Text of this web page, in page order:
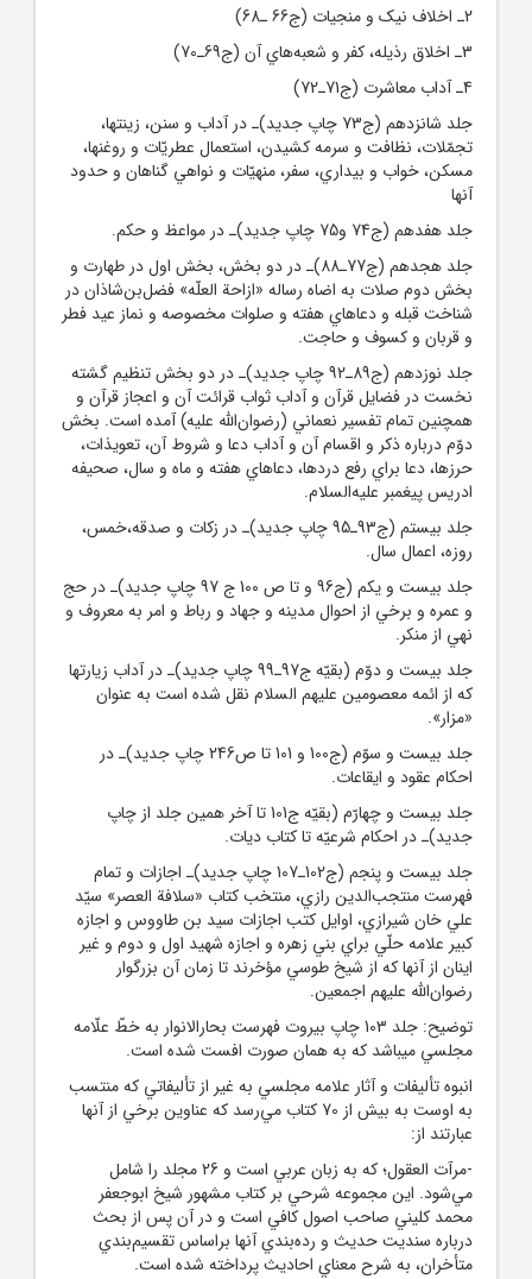
2ـ اخلاف نيک و منجيات (ج66 ـ68)
3ـ اخلاق رذيله، کفر و شعبه‌هاي آن (ج69ـ70)
4ـ آداب معاشرت (ج71ـ72)
جلد شانزدهم (ج73 چاپ جديد)ـ در آداب و سنن، زينتها،
تجمّلات، نظافت و سرمه کشيدن، استعمال عطريّات و روغنها،
مسکن، خواب و بيداري، سفر، منهيّات و نواهي گناهان و حدود
آنها
جلد هفدهم (ج74 و75 چاپ جديد)ـ در مواعظ و حکم.
جلد هجدهم (ج77ـ88)ـ در دو بخش، بخش اول در طهارت و
بخش دوم صلات به اضاه رساله «ازاحة العلّه» فضل‌بن‌شاذان در
شناخت قبله و دعاهاي هفته و صلوات مخصوصه و نماز عيد فطر
و قربان و کسوف و حاجت.
جلد نوزدهم (ج89ـ92 چاپ جديد)ـ در دو بخش تنظيم گشته
نخست در فضايل قرآن و آداب ثواب قرائت آن و اعجاز قرآن و
همچنين تمام تفسير نعماني (رضوان‌الله عليه) آمده است. بخش
دوّم درباره ذکر و اقسام آن و آداب دعا و شروط آن، تعويذات،
حرزها، دعا براي رفع دردها، دعاهاي هفته و ماه و سال، صحيفه
ادريس پيغمبر عليه‌السلام.
جلد بيستم (ج93ـ95 چاپ جديد)ـ در زکات و صدقه،خمس،
روزه، اعمال سال.
جلد بيست و يکم (ج96 و تا ص 100 ج 97 چاپ جديد)ـ در حج
و عمره و برخي از احوال مدينه و جهاد و رباط و امر به معروف و
نهي از منکر.
جلد بيست و دوّم (بقيّه ج97ـ99 چاپ جديد)ـ در آداب زيارتها
که از ائمه معصومين عليهم السلام نقل شده است به عنوان
«مزار».
جلد بيست و سوّم (ج100 و 101 تا ص246 چاپ جديد)ـ در
احکام عقود و ايقاعات.
جلد بيست و چهارّم (بقيّه ج101 تا آخر همين جلد از چاپ
جديد)ـ در احکام شرعيّه تا کتاب ديات.
جلد بيست و پنجم (ج102ـ107 چاپ جديد)ـ اجازات و تمام
فهرست منتجب‌الدين رازي، منتخب کتاب «سلافة العصر» سيّد
علي خان شيرازي، اوايل کتب اجازات سيد بن طاووس و اجازه
کبير علامه حلّي براي بني زهره و اجازه شهيد اول و دوم و غير
اينان از آنها که از شيخ طوسي مؤخرند تا زمان آن بزرگوار
رضوان‌الله عليهم اجمعين.
توضيح: جلد 103 چاپ بيروت فهرست بحارالانوار به خطّ علّامه
مجلسي ميباشد که به همان صورت افست شده است.
انبوه تأليفات و آثار علامه مجلسي به غير از تأليفاتي که منتسب
به اوست به بيش از 70 کتاب مي‌رسد که عناوين برخي از آنها
عبارتند از:
-مرآت العقول؛ که به زبان عربي است و 26 مجلد را شامل
مي‌شود. اين مجموعه شرحي بر کتاب مشهور شيخ ابوجعفر
محمد کليني صاحب اصول کافي است و در آن پس از بحث
درباره سنديت حديث و رده‌بندي آنها براساس تقسيم‌بندي
متأخران، به شرح معناي احاديث پرداخته شده است.